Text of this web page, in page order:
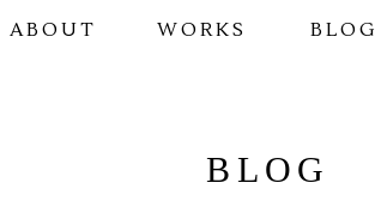
ABOUT WORKS BLOG
BLOG